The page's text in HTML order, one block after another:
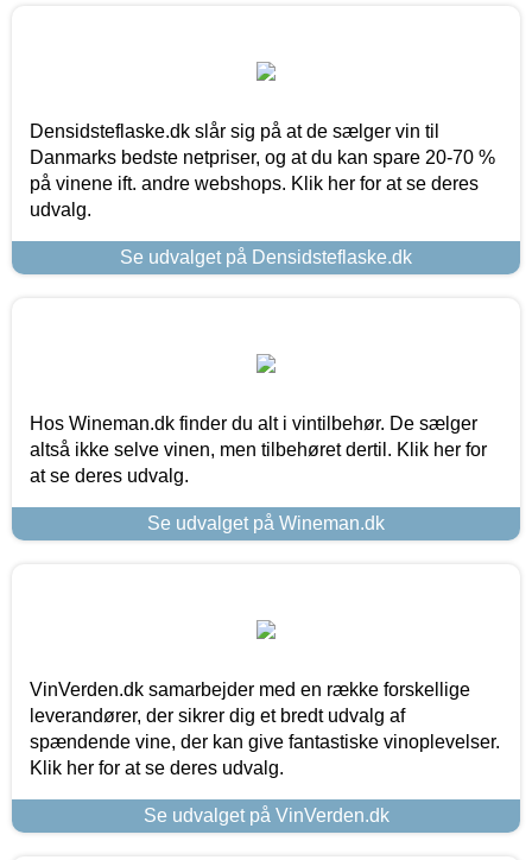
Densidsteflaske.dk slår sig på at de sælger vin til
Danmarks bedste netpriser, og at du kan spare 20-70 %
på vinene ift. andre webshops. Klik her for at se deres
udvalg.
Se udvalget på Densidsteflaske.dk
Hos Wineman.dk finder du alt i vintilbehør. De sælger
altså ikke selve vinen, men tilbehøret dertil. Klik her for
at se deres udvalg.
Se udvalget på Wineman.dk
VinVerden.dk samarbejder med en række forskellige
leverandører, der sikrer dig et bredt udvalg af
spændende vine, der kan give fantastiske vinoplevelser.
Klik her for at se deres udvalg.
Se udvalget på VinVerden.dk